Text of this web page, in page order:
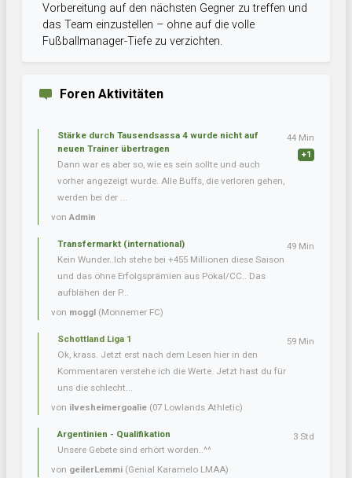
Vorbereitung auf den nächsten Gegner zu treffen und
das Team einzustellen – ohne auf die volle
Fußballmanager-Tiefe zu verzichten.
Foren Aktivitäten
Stärke durch Tausendsassa 4 wurde nicht auf
neuen Trainer übertragen
Dann war es aber so, wie es sein sollte und auch
vorher angezeigt wurde. Alle Buffs, die verloren gehen,
werden bei der ...
vonAdmin
44 Min
+1
Transfermarkt (international)
Kein Wunder..Ich stehe bei +455 Millionen diese Saison
und das ohne Erfolgsprämien aus Pokal/CC.. Das
aufblähen der P...
von moggl (Monnemer FC)
49 Min
Schottland Liga 1
Ok, krass. Jetzt erst nach dem Lesen hier in den
Kommentaren verstehe ich die Werte. Jetzt hast du für
uns die schlecht...
von ilvesheimergoalie (07 Lowlands Athletic)
59 Min
Argentinien - Qualifikation
Unsere Gebete sind erhört worden..^^
von geilerLemmi (Genial Karamelo LMAA)
3 Std